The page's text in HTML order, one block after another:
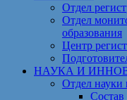
Отдел
Отдел
образования
Центр
НАУКА И
Отдел
Состав